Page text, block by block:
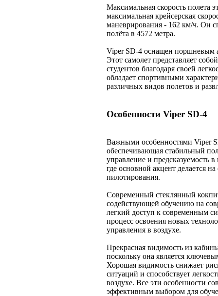
Максимальная скорость полета
максимальная крейсерская
маневрирования - 162 км/ч. Он
полёта в 4572 метра.
Viper SD-4 оснащен поршневым
Этот самолет представляет
студентов благодаря своей
обладает спортивными
различных видов полетов и
Особенности Viper SD-4
Важными особенностями Viper
обеспечивающая стабильный
управление и предсказуемость
где основной акцент делается
пилотирования.
Современный стеклянный
содействующей обучению на
легкий доступ к современным
процесс освоения новых
управления в воздухе.
Прекрасная видимость из
поскольку она является
Хорошая видимость снижает
ситуаций и способствует
воздухе. Все эти особенности
эффективным выбором для